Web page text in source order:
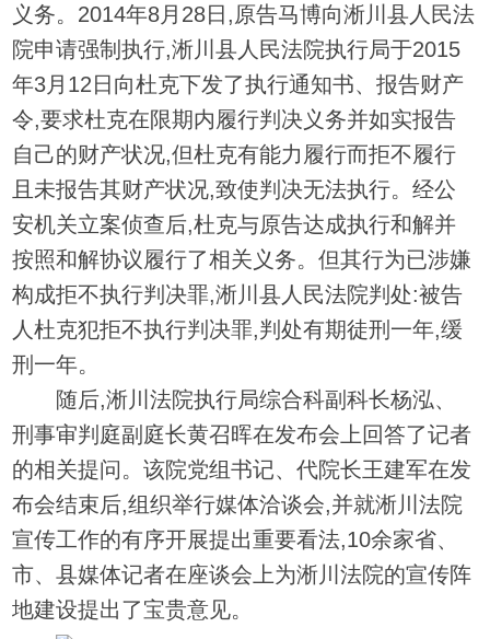
义务。2014年8月28日,原告马博向淅川县人民法
院申请强制执行,淅川县人民法院执行局于2015
年3月12日向杜克下发了执行通知书、报告财产
令,要求杜克在限期内履行判决义务并如实报告
自己的财产状况,但杜克有能力履行而拒不履行
且未报告其财产状况,致使判决无法执行。经公
安机关立案侦查后,杜克与原告达成执行和解并
按照和解协议履行了相关义务。但其行为已涉嫌
构成拒不执行判决罪,淅川县人民法院判处:被告
人杜克犯拒不执行判决罪,判处有期徒刑一年,缓
刑一年。
随后,淅川法院执行局综合科副科长杨泓、
刑事审判庭副庭长黄召晖在发布会上回答了记者
的相关提问。该院党组书记、代院长王建军在发
布会结束后,组织举行媒体洽谈会,并就淅川法院
宣传工作的有序开展提出重要看法,10余家省、
市、县媒体记者在座谈会上为淅川法院的宣传阵
地建设提出了宝贵意见。